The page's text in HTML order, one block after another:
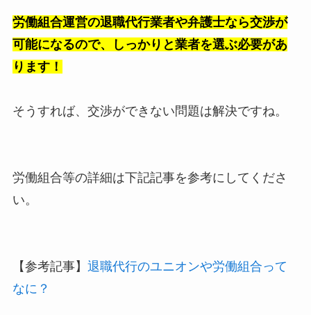
労働組合運営の退職代行業者や弁護士なら交渉が
可能になるので、しっかりと業者を選ぶ必要があ
ります！
そうすれば、交渉ができない問題は解決ですね。
労働組合等の詳細は下記記事を参考にしてくださ
い。
【参考記事】 退職代行のユニオンや労働組合って
なに？